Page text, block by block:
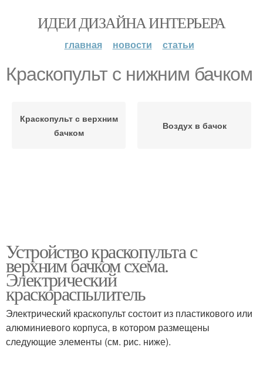
ИДЕИ ДИЗАЙНА ИНТЕРЬЕРА
главная новости статьи
Краскопульт с нижним бачком
Краскопульт с верхним
бачком
Воздух в бачок
Устройство краскопульта с
верхним бачком схема.
Электрический
краскораспылитель
Электрический краскопульт состоит из пластикового или
алюминиевого корпуса, в котором размещены
следующие элементы (см. рис. ниже).